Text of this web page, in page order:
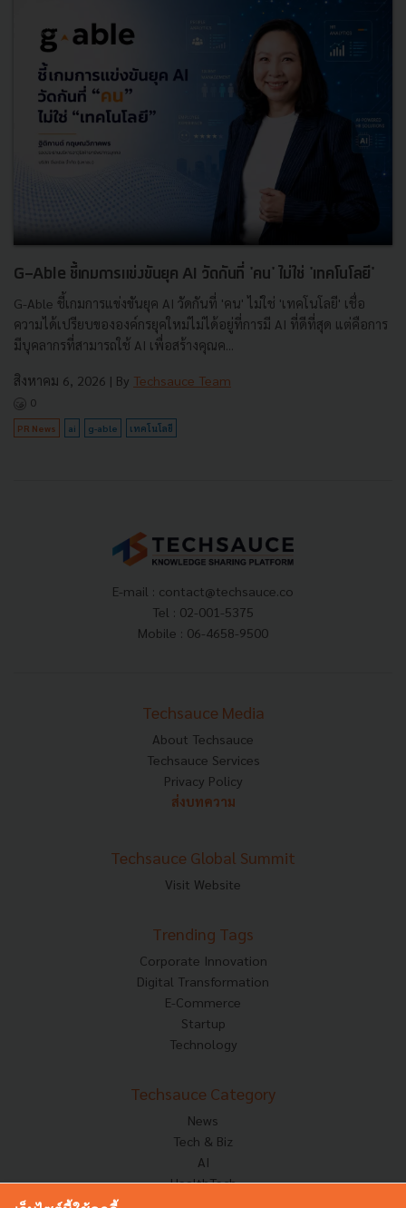
G-Able ชี้เกมการแข่งขันยุค AI วัดกันที่ 'คน' ไม่ใช่ 'เทคโนโลยี'
G-Able ชี้เกมการแข่งขันยุค AI วัดกันที่ 'คน' ไม่ใช่ 'เทคโนโลยี' เชื่อ
ความได้เปรียบขององค์กรยุคใหม่ไม่ได้อยู่ที่การมี AI ที่ดีที่สุด แต่คือการ
มีบุคลากรที่สามารถใช้ AI เพื่อสร้างคุณค...
สิงหาคม 6, 2026 | By Techsauce Team
0
PR News ai g-able เทคโนโลยี
E-mail : contact@techsauce.co
Tel : 02-001-5375
Mobile : 06-4658-9500
Techsauce Media
About Techsauce
Techsauce Services
Privacy Policy
ส่งบทความ
Techsauce Global Summit
Visit Website
Trending Tags
Corporate Innovation
Digital Transformation
E-Commerce
Startup
Technology
Techsauce Category
News
Tech & Biz
AI
HealthTech